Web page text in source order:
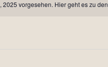
vorgesehen. Hier geht es zu den